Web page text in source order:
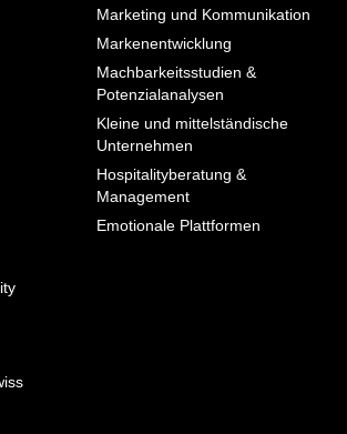
Marketing und Kommunikation
Markenentwicklung
Machbarkeitsstudien &
Potenzialanalysen
Kleine und mittelständische
Unternehmen
Hospitalityberatung &
Management
Emotionale Plattformen